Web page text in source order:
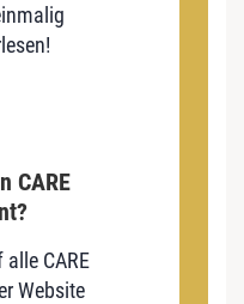
CARE
CARE
Website